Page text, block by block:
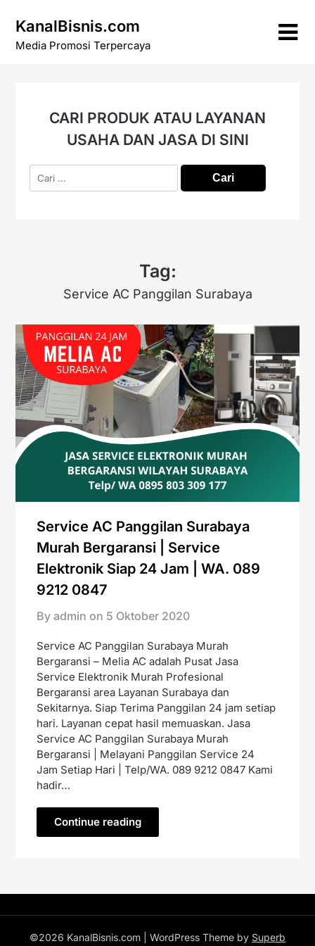
content
KanalBisnis.com
Media Promosi Terpercaya
CARI PRODUK ATAU LAYANAN
USAHA DAN JASA DI SINI
Cari
untuk:
Tag:
Service AC Panggilan Surabaya
Service AC Panggilan Surabaya
Murah Bergaransi | Service
Elektronik Siap 24 Jam | WA. 089
9212 0847
By admin on 5 Oktober 2020
Service AC Panggilan Surabaya Murah
Bergaransi – Melia AC adalah Pusat Jasa
Service Elektronik Murah Profesional
Bergaransi area Layanan Surabaya dan
Sekitarnya. Siap Terima Panggilan 24 jam setiap
hari. Layanan cepat hasil memuaskan. Jasa
Service AC Panggilan Surabaya Murah
Bergaransi | Melayani Panggilan Service 24
Jam Setiap Hari | Telp/WA. 089 9212 0847 Kami
hadir…
Continue reading
©2026 KanalBisnis.com | WordPress Theme by Superb